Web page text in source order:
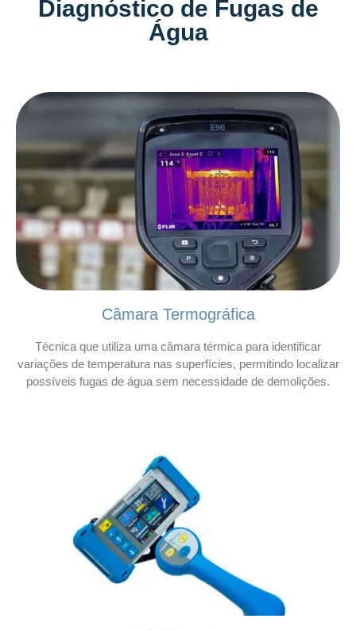
Diagnóstico de Fugas de
Água
Câmara Termográfica
Técnica que utiliza uma câmara térmica para identificar
variações de temperatura nas superfícies, permitindo localizar
possíveis fugas de água sem necessidade de demolições.